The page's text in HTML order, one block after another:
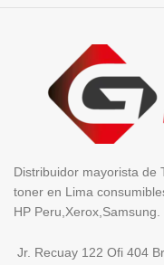
Distribuidor mayorista de
toner en Lima
HP Peru,Xerox,Samsung.
Jr. Recuay 122 Ofi 404